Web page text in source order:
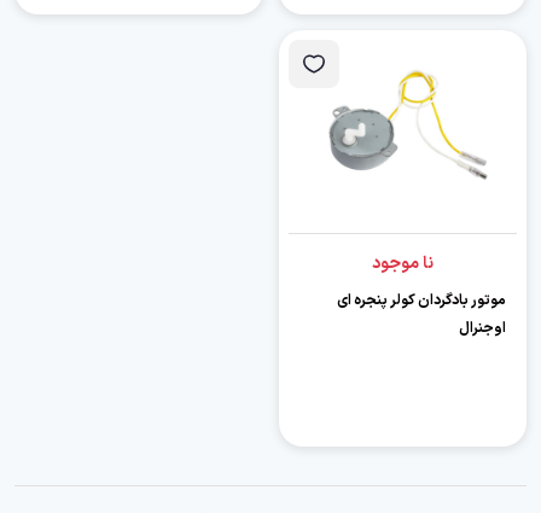
نا موجود
موتور بادگردان کولر پنجره ای
اوجنرال